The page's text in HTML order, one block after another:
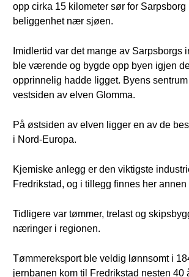
opp cirka 15 kilometer sør for Sarpsborg
beliggenhet nær sjøen.
Imidlertid var det mange av Sarpsborgs
ble værende og bygde opp byen igjen
opprinnelig hadde ligget. Byens
vestsiden av elven Glomma.
På østsiden av elven ligger en av de
i Nord-Europa.
Kjemiske anlegg er den viktigste
Fredrikstad, og i tillegg finnes her annen
Tidligere var tømmer, trelast og
næringer i regionen.
Tømmereksport ble veldig lønnsomt i
jernbanen kom til Fredrikstad nesten 40